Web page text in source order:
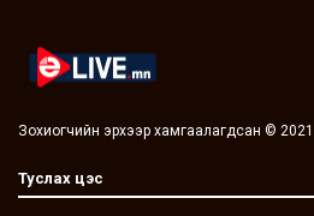
Зохиогчийн эрхээр хамгаалагдсан ©
Туслах цэс